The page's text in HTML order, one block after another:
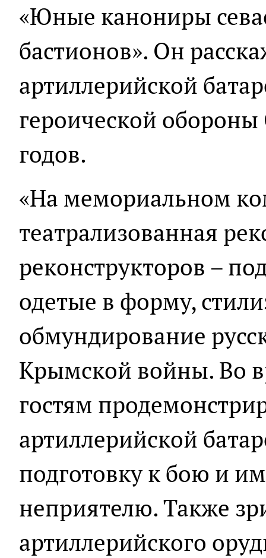
«Юные канониры
бастионов». Он
артиллерийской
героической обороны
годов.
«На мемориальном
театрализованная
реконструкторов –
одетые в форму,
обмундирование
Крымской войны. Во
гостям
артиллерийской
подготовку к бою и
неприятелю. Также
артиллерийского